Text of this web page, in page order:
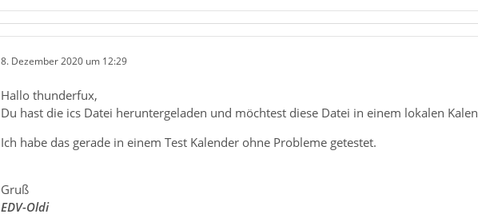
8. Dezember 2020 um 12:29
Hallo thunderfux,
Du hast die ics Datei heruntergeladen und möchtest diese Datei in einem lokalen
Ich habe das gerade in einem Test Kalender ohne Probleme getestet.
Gruß
EDV-Oldi